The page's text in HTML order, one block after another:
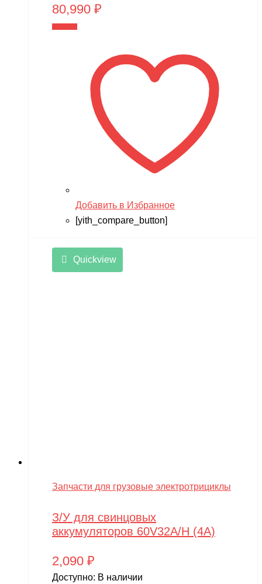
80,990 ₽
Добавить в Избранное
[yith_compare_button]
Quickview
Запчасти для грузовые электротрициклы
З/У для свинцовых
аккумуляторов 60V32A/H (4A)
2,090 ₽
Доступно: В наличии